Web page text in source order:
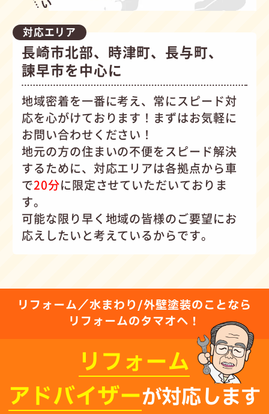
対応エリア
長崎市北部、時津町、長与町、
諫早市を中心に
地域密着を一番に考え、常にスピード対
応を心がけております！まずはお気軽に
お問い合わせください！
地元の方の住まいの不便をスピード解決
するために、対応エリアは各拠点から車
で20分に限定させていただいておりま
す。
可能な限り早く地域の皆様のご要望にお
応えしたいと考えているからです。
リフォーム／水まわり/外壁塗装のことなら
リフォームのタマオへ！
リフォーム
アドバイザーが対応します